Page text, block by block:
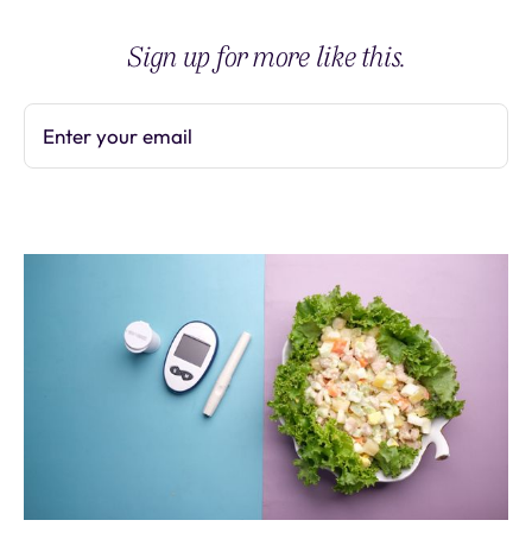
Sign up for more like this.
Enter your email